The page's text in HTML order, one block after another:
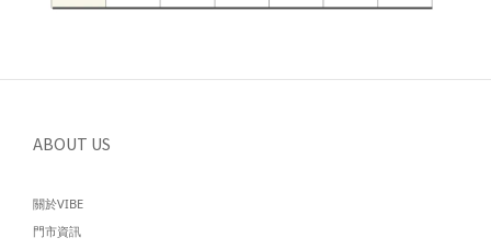
ABOUT US
關於VIBE
門市資訊